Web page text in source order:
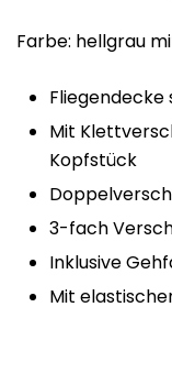
Farbe: hellgrau
Fliegendecke
Mit
Kopfstück
3-fach
Inklusive
Mit